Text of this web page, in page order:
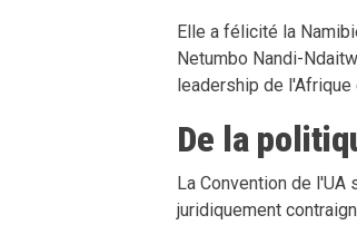
Elle a félicité la
Netumbo Nandi-
leadership de
De la
La Convention de
juridiquement